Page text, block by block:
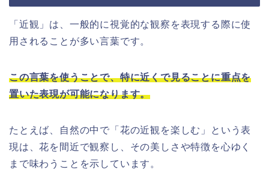
「近観」は、一般的に視覚的な観察を表現する際に使
用されることが多い言葉です。
この言葉を使うことで、特に近くで見ることに重点を
置いた表現が可能になります。
たとえば、自然の中で「花の近観を楽しむ」という表
現は、花を間近で観察し、その美しさや特徴を心ゆく
まで味わうことを示しています。